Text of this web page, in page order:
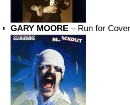
GARY MOORE – Run for